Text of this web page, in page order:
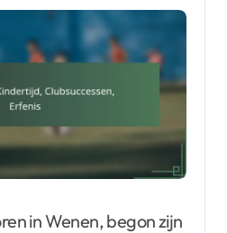
in Wenen, begon zijn